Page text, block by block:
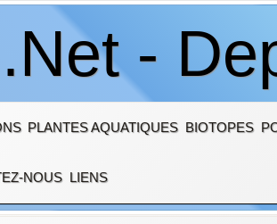
-
PLANTES AQUATIQUES BIOTOPES
NOUS LIENS